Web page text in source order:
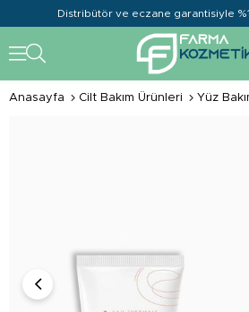
Distribütör ve eczane garantisiyle
Anasayfa Cilt Bakım Ürünleri Yüz